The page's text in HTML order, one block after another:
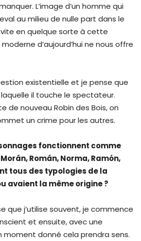
L’image d’un homme qui
au milieu de nulle part dans le
en quelque sorte à cette
d’aujourd’hui ne nous offre
existentielle et je pense que
laquelle il touche le spectateur.
de nouveau Robin des Bois, on
un crime pour les autres.
fonctionnent comme
Román, Norma, Ramón,
tous des typologies de la
avaient la même origine ?
que j’utilise souvent, je commence
et ensuite, avec une
moment donné cela prendra sens.